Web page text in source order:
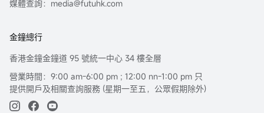
媒體查詢：media@futuhk.com
金鐘總行
香港金鐘金鐘道 95 號統一中心 34 樓全層
營業時間：9:00 am-6:00 pm ; 12:00 nn-1:00 pm 只
提供開戶及相關查詢服務 (星期一至五，公眾假期除外)